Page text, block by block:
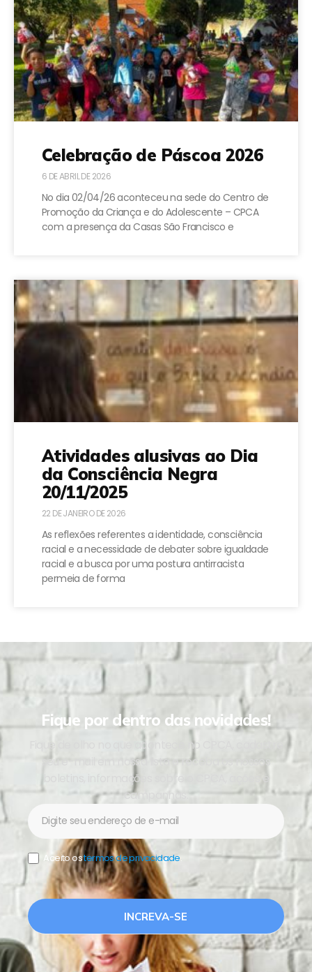
Celebração de Páscoa 2026
6 DE ABRIL DE 2026
No dia 02/04/26 aconteceu na sede do Centro de
Promoção da Criança e do Adolescente – CPCA
com a presença da Casas São Francisco e
Atividades alusivas ao Dia
da Consciência Negra
20/11/2025
22 DE JANEIRO DE 2026
As reflexões referentes a identidade, consciência
racial e a necessidade de debater sobre igualdade
racial e a busca por uma postura antirracista
permeia de forma
Fique por dentro das novidades!
Fique de olho no que acontece no CPCA, cadastre
seu e-mail em nossa lista e receba os nossos
boletins, informações sobre o CPCA, ações e
campanhas.
Aceito ostermos de privacidade.
INCREVA-SE